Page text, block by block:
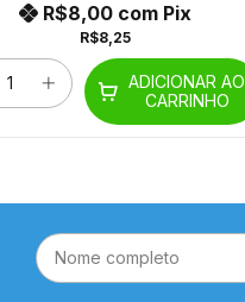
R$8,25
R$8,00 com Pix
ADICIONAR AO
CARRINHO